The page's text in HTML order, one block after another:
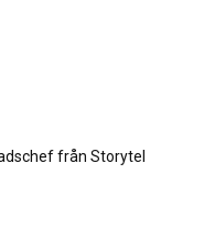
från Storytel